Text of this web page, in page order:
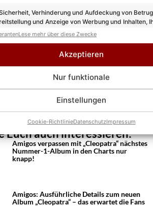
Verhinderung und Aufdeckung von
und Anzeige von Werbung und Inhalten,
Datenschutz speichern und übermitteln.
Lese mehr über diese Zwecke
Akzeptieren
Nur funktionale
Einstellungen
Cookie-RichtlinieDatenschutzImpressum
Euch auch interessieren:
Amigos verpassen mit „Cleopatra“ nächstes
Nummer-1-Album in den Charts nur
knapp!
Amigos: Ausführliche Details zum neuen
Album „Cleopatra“ – das erwartet die Fans